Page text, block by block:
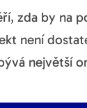
zda by na
není
největší